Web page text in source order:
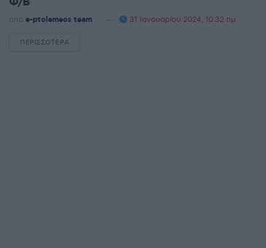
από e-ptolemeos team 31 Ιανουαρίου 2024, 10:32 πμ
ΠΕΡΙΣΣΌΤΕΡΑ